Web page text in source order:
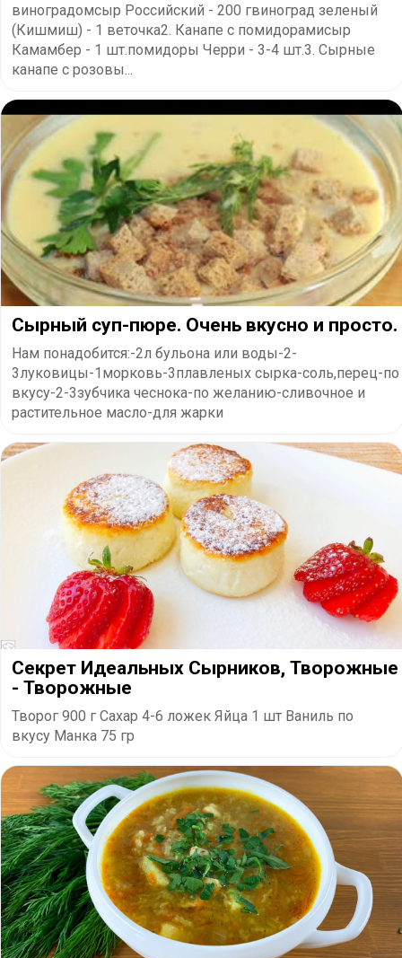
виноградомсыр Российский - 200 гвиноград зеленый
(Кишмиш) - 1 веточка2. Канапе с помидорамисыр
Камамбер - 1 шт.помидоры Черри - 3-4 шт.3. Сырные
канапе с розовы...
Сырный суп-пюре. Очень вкусно и просто.
Нам понадобится:-2л бульона или воды-2-
3луковицы-1морковь-3плавленых сырка-соль,перец-по
вкусу-2-3зубчика чеснока-по желанию-сливочное и
растительное масло-для жарки
Секрет Идеальных Сырников, Творожные
- Творожные
Творог 900 г Сахар 4-6 ложек Яйца 1 шт Ваниль по
вкусу Манка 75 гр